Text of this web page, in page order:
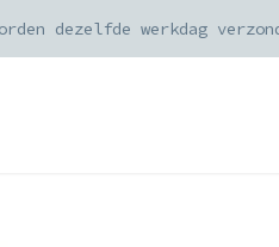
dezelfde werkdag